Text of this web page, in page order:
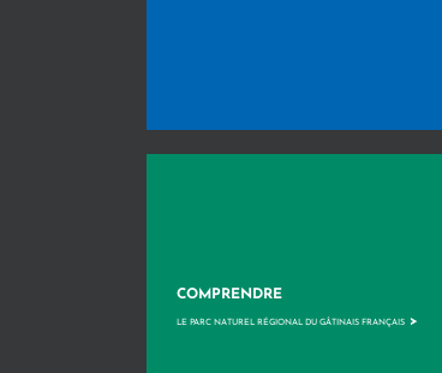
COMPRENDRE
LE PARC NATUREL RÉGIONAL DU GÂTINAIS FRANÇAIS >